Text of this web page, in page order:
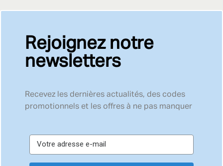
Rejoignez notre
newsletters
Recevez les dernières actualités, des codes
promotionnels et les offres à ne pas manquer